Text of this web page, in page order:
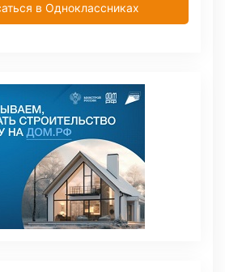
в Одноклассниках